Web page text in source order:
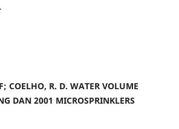
COELHO, R. D. WATER VOLUME
DAN 2001 MICROSPRINKLERS